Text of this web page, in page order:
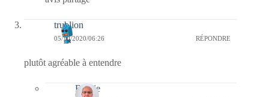
trublion
05/10/2020/06:26 RÉPONDRE
plutôt agréable à entendre
Bernie